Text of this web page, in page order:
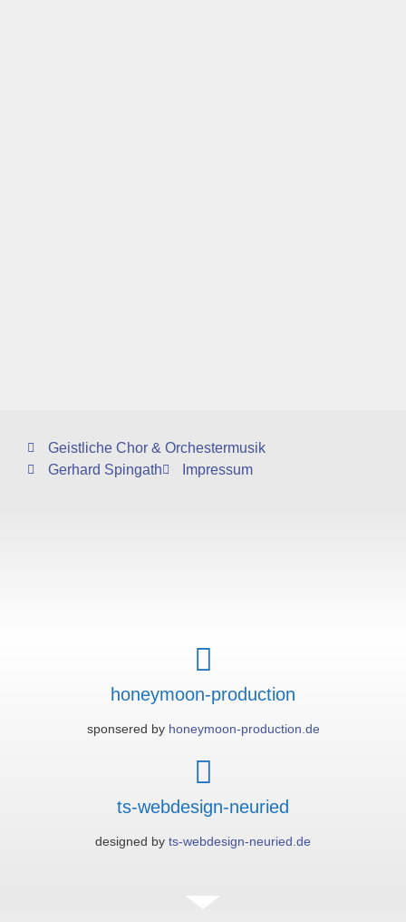
Geistliche Chor & Orchestermusik
Gerhard Spingath
Impressum
honeymoon-production
sponsered by honeymoon-production.de
ts-webdesign-neuried
designed by ts-webdesign-neuried.de